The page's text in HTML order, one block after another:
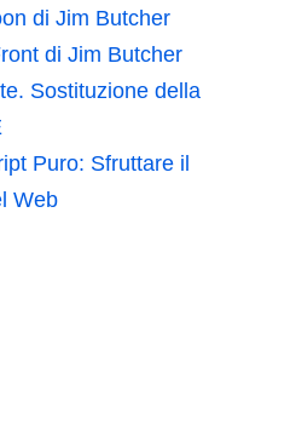
di Jim Butcher
di Jim Butcher
Sostituzione della
Puro: Sfruttare il
Web